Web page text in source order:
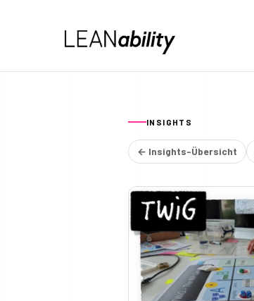
INSIGHTS
← Insights-Übersicht